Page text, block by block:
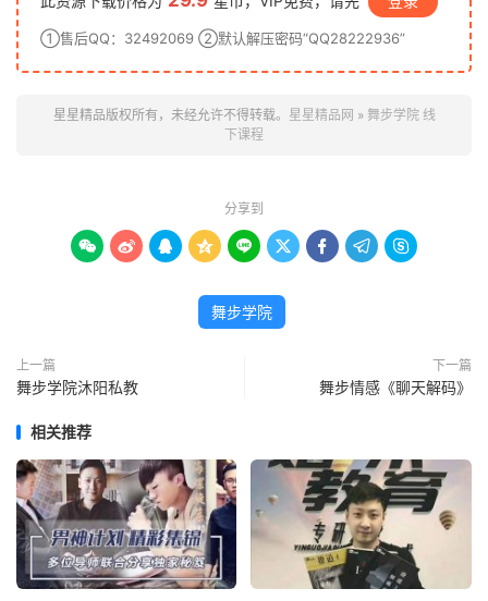
①售后QQ：32492069 ②默认解压密码“QQ28222936”
星星精品版权所有，未经允许不得转载。 星星精品网 » 舞步学院 线
下课程
分享到
        
舞步学院
上一篇
舞步学院沐阳私教
下一篇
舞步情感《聊天解码》
相关推荐